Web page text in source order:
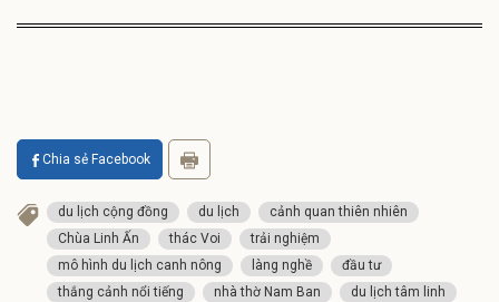
Chia sẻ Facebook
du lịch cộng đồng du lịch
cảnh quan thiên nhiên
Chùa Linh Ấn
thác Voi
trải nghiệm
mô hình du lịch canh nông
làng nghề
đầu tư
thắng cảnh nổi tiếng
nhà thờ Nam Ban
du lịch tâm linh